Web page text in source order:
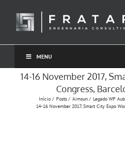
conteúdo
MENU
14-16 November 2017,
Congress,
Início Posts Aimsun
Legado WP
14-16 November 2017, Smart City Expo